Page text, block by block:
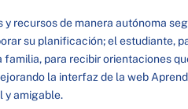
recursos de manera autónoma
su planificación; el estudiante,
para recibir orientaciones
la interfaz de la web
y amigable.